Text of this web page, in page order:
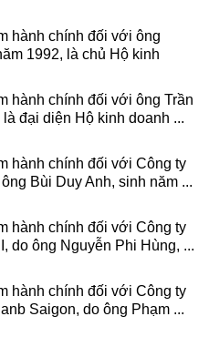
hành chính đối với ông
1992, là chủ Hộ kinh
hành chính đối với ông Trần
đại diện Hộ kinh doanh ...
hành chính đối với Công ty
Bùi Duy Anh, sinh năm ...
hành chính đối với Công ty
do ông Nguyễn Phi Hùng, ...
hành chính đối với Công ty
Saigon, do ông Phạm ...